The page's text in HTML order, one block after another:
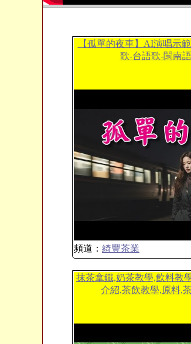
【孤單的夜車】AI演唱示
歌-台語歌-閩南
頻道： 綺豐茶業
抹茶拿鐵,奶茶教學,飲料教
介紹,茶飲教學,原料,